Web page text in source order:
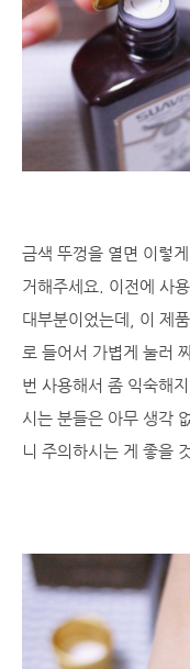
금색 뚜껑을 열면 이렇
거해주세요. 이전에 사
대부분이었는데, 이 제
로 들어서 가볍게 눌러
번 사용해서 좀 익숙해
시는 분들은 아무 생각
니 주의하시는 게 좋을